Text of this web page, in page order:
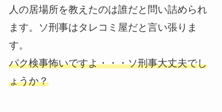
人の居場所を教えたのは誰だと問い詰められ
ます。ソ刑事はタレコミ屋だと言い張りま
す。
パク検事怖いですよ・・・ソ刑事大丈夫でし
ょうか？